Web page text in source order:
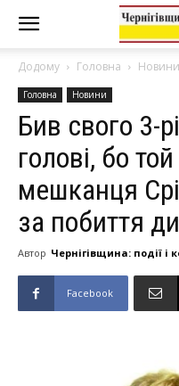
Додому Головна Новини
Головна Новини
Бив свого 3-
голові, бо
мешканця
за побиття
Автор Чернігівщина: події і
Facebook